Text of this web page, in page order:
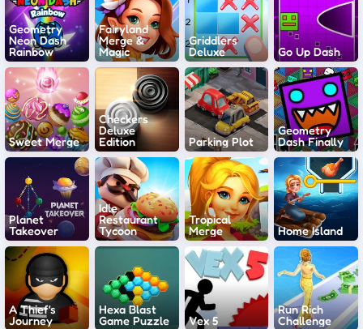
Geometry
Neon Dash
Rainbow
Fairyland
Merge &
Magic
Griddlers
Deluxe
Go Up Dash
Sweet Merge
Checkers
Deluxe
Edition
Parking Plot
Geometry
Dash Finally
Planet
Takeover
Idle
Restaurant
Tycoon
Tropical
Merge
Home Island
A Thief's
Journey
Hexa Blast
Game Puzzle
Vex 5
Run Rich
Challenge